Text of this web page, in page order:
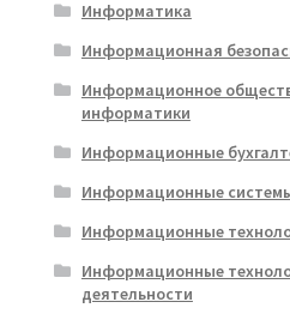
Информатика
Информационная
Информационное
информатики
Информационные
Информационные
Информационные
Информационные
деятельности